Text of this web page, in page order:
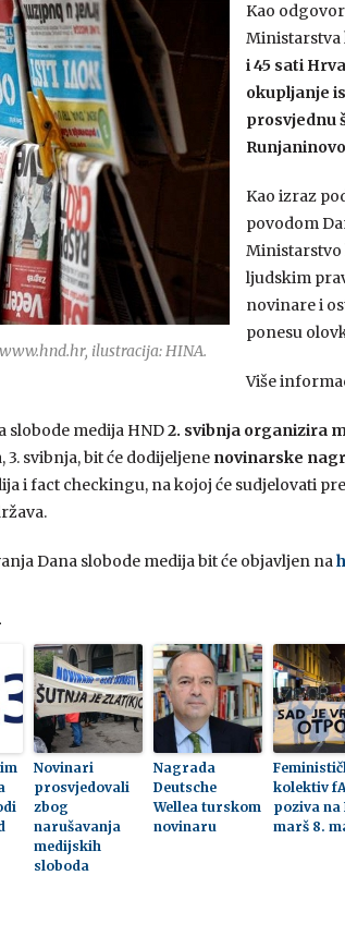
ilustracija: HINA.
Kao
Ministarstva
i 45 sati
okupljanje
prosvjednu
Kao izraz
povodom
Ministarstvo
ljudskim
novinare i
ponesu
Više
slobode medija HND2. svibnja organizira
3. svibnja, bit će dodijeljene novinarske
i fact checkingu, na kojoj će sudjelovati
Dana slobode medija bit će objavljen na
Novinari
prosvjedovali
zbog
narušavanja
medijskih
sloboda
Nagrada
Deutsche
Wellea turskom
novinaru
kolektiv
poziva na
marš 8.